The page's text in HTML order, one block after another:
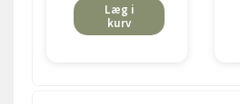
Læg i
kurv